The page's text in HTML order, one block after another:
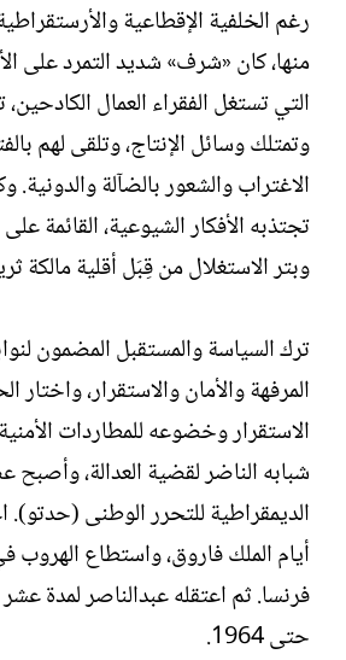
رغم الخلفية الإقطاعية
منها، كان «شرف» شديد التمرد على
التي تستغل الفقراء العمال
وتمتلك وسائل الإنتاج، وتلقى لهم
الاغتراب والشعور بالضآلة
تجتذبه الأفكار الشيوعية، القائمة على
وبتر الاستغلال من قِبَل أقلية مالكة
ترك السياسة والمستقبل المضمون
المرفهة والأمان والاستقرار، واختار
الاستقرار وخضوعه للمطاردات
شبابه الناضر لقضية العدالة،
الديمقراطية للتحرر الوطنى
أيام الملك فاروق، واستطاع الهروب
فرنسا. ثم اعتقله عبدالناصر لمدة
حتى 1964.